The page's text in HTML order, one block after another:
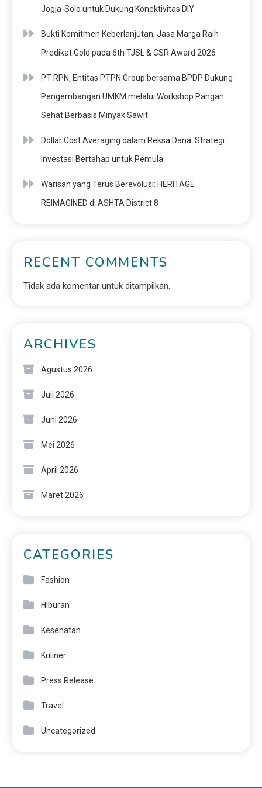
Jogja-Solo untuk Dukung Konektivitas DIY
Bukti Komitmen Keberlanjutan, Jasa Marga Raih
Predikat Gold pada 6th TJSL & CSR Award 2026
PT RPN, Entitas PTPN Group bersama BPDP Dukung
Pengembangan UMKM melalui Workshop Pangan
Sehat Berbasis Minyak Sawit
Dollar Cost Averaging dalam Reksa Dana: Strategi
Investasi Bertahap untuk Pemula
Warisan yang Terus Berevolusi: HERITAGE
REIMAGINED di ASHTA District 8
RECENT COMMENTS
Tidak ada komentar untuk ditampilkan.
ARCHIVES
Agustus 2026
Juli 2026
Juni 2026
Mei 2026
April 2026
Maret 2026
CATEGORIES
Fashion
Hiburan
Kesehatan
Kuliner
Press Release
Travel
Uncategorized